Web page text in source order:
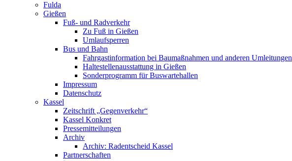
Fulda
Gießen
Fuß- und Radverkehr
Zu Fuß in Gießen
Umlaufsperren
Bus und Bahn
Fahrgastinformation bei Baumaßnahmen und anderen Umleitungen
Haltestellenausstattung in Gießen
Sonderprogramm für Buswartehallen
Impressum
Datenschutz
Kassel
Zeitschrift „Gegenverkehr“
Kassel Konkret
Pressemitteilungen
Archiv
Archiv: Radentscheid Kassel
Partnerschaften